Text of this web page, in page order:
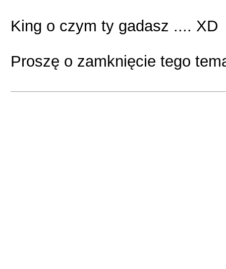
King o czym ty gadasz .... XD
Proszę o zamknięcie tego